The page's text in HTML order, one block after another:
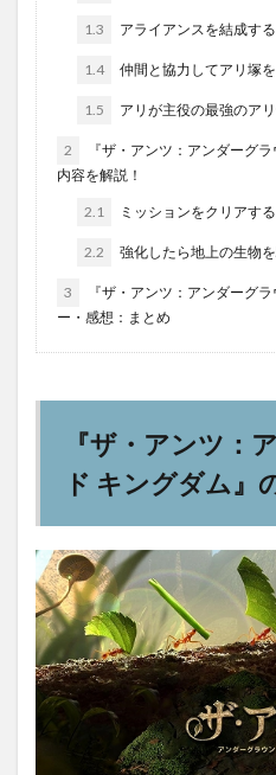
1.3 アライアンスを結成する
1.4 仲間と協力してアリ塚
1.5 アリが主役の最強のア
2
『ザ・アンツ：アンダーグ
内容を解説！
2.1 ミッションをクリアする
2.2 強化したら地上の生物
3
『ザ・アンツ：アンダーグ
ー・感想：まとめ
『ザ・アンツ：
ド キングダム』